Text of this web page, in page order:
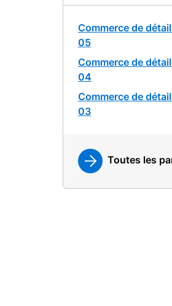
Commerce de
05
Commerce de
04
Commerce de
03
Toutes les